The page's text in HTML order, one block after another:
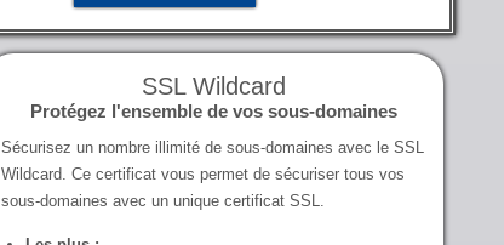
SSL Wildcard
Protégez l'ensemble de vos sous-domaines
Sécurisez un nombre illimité de sous-domaines avec le SSL
Wildcard. Ce certificat vous permet de sécuriser tous vos
sous-domaines avec un unique certificat SSL.